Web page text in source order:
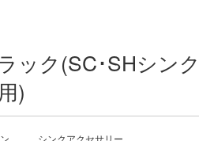
ック(SC･SHシン
)
シンクアクセサリー